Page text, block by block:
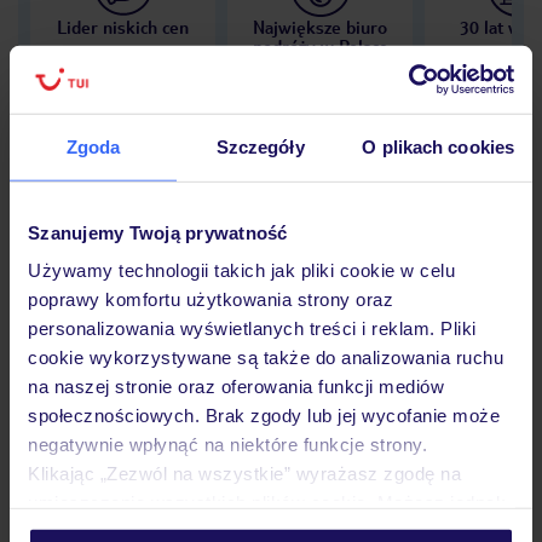
Zgoda Szczegóły O plikach cookies
Szanujemy Twoją prywatność
Używamy technologii takich jak pliki cookie w celu
poprawy komfortu użytkowania strony oraz
personalizowania wyświetlanych treści i reklam. Pliki
cookie wykorzystywane są także do analizowania ruchu
na naszej stronie oraz oferowania funkcji mediów
społecznościowych. Brak zgody lub jej wycofanie może
negatywnie wpłynąć na niektóre funkcje strony.
Klikając „Zezwól na wszystkie” wyrażasz zgodę na
personalizować swój wybór wchodząc w zakładkę
Lider niskich cen
Największe biuro
podróży w Polsce
30 lat w
Opinie
Pokoje
Wyżywienie